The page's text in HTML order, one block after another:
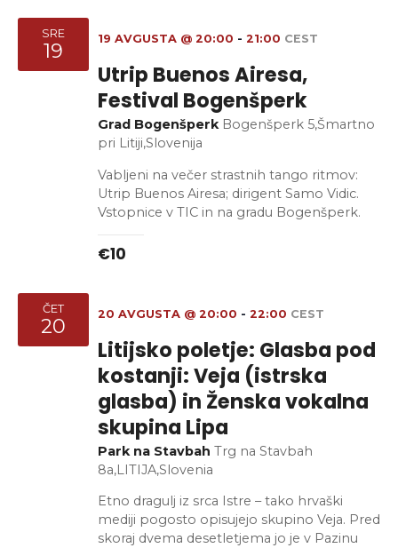
SRE
19
Utrip Buenos Airesa,
Festival Bogenšperk
19 AVGUSTA @ 20:00 - 21:00 CEST
Grad Bogenšperk Bogenšperk 5,Šmartno
pri Litiji,Slovenija
Vabljeni na večer strastnih tango ritmov:
Utrip Buenos Airesa; dirigent Samo Vidic.
Vstopnice v TIC in na gradu Bogenšperk.
€10
ČET
20
Litijsko poletje: Glasba pod
kostanji: Veja (istrska
glasba) in Ženska vokalna
skupina Lipa
20 AVGUSTA @ 20:00 - 22:00 CEST
Park na Stavbah Trg na Stavbah
8a,LITIJA,Slovenia
Etno dragulj iz srca Istre – tako hrvaški
mediji pogosto opisujejo skupino Veja. Pred
skoraj dvema desetletjema jo je v Pazinu